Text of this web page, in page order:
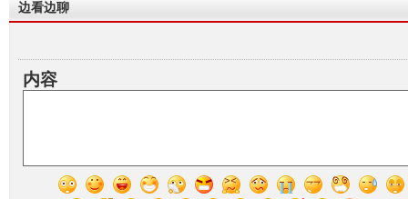
边看边聊
内容